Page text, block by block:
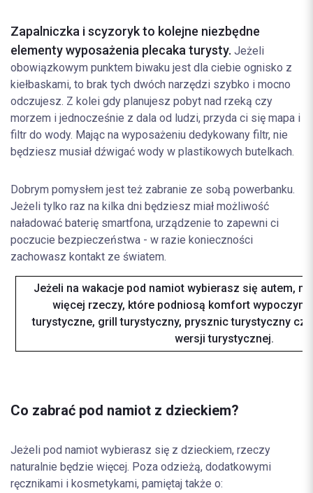
Zapalniczka i scyzoryk to kolejne niezbędne
elementy wyposażenia plecaka turysty. Jeżeli
obowiązkowym punktem biwaku jest dla ciebie ognisko z
kiełbaskami, to brak tych dwóch narzędzi szybko i mocno
odczujesz. Z kolei gdy planujesz pobyt nad rzeką czy
morzem i jednocześnie z dala od ludzi, przyda ci się mapa i
filtr do wody. Mając na wyposażeniu dedykowany filtr, nie
będziesz musiał dźwigać wody w plastikowych butelkach.
Dobrym pomysłem jest też zabranie ze sobą powerbanku.
Jeżeli tylko raz na kilka dni będziesz miał możliwość
naładować baterię smartfona, urządzenie to zapewni ci
poczucie bezpieczeństwa - w razie konieczności
zachowasz kontakt ze światem.
Jeżeli na wakacje pod namiot wybierasz się autem,
więcej rzeczy, które podniosą komfort
turystyczne, grill turystyczny, prysznic turystyczny
wersji turystycznej.
Co zabrać pod namiot z dzieckiem?
Jeżeli pod namiot wybierasz się z dzieckiem, rzeczy
naturalnie będzie więcej. Poza odzieżą, dodatkowymi
ręcznikami i kosmetykami, pamiętaj także o: